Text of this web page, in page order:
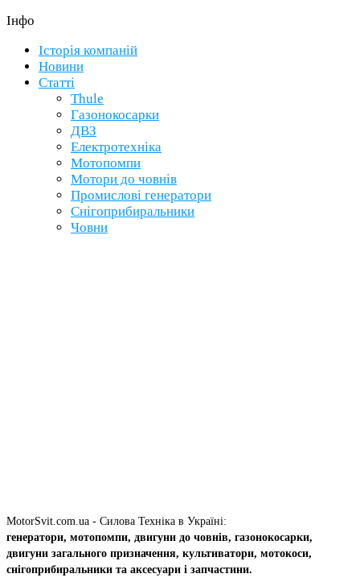
Інфо
Історія компаній
Новини
Статті
Thule
Газонокосарки
ДВЗ
Електротехніка
Мотопомпи
Мотори до човнів
Промислові генератори
Снігоприбиральники
Човни
MotorSvit.com.ua - Силова Техніка в Україні:
генератори, мотопомпи, двигуни до човнів, газонокосарки,
двигуни загального призначення, культиватори, мотокоси,
снігоприбиральники та аксесуари і запчастини.